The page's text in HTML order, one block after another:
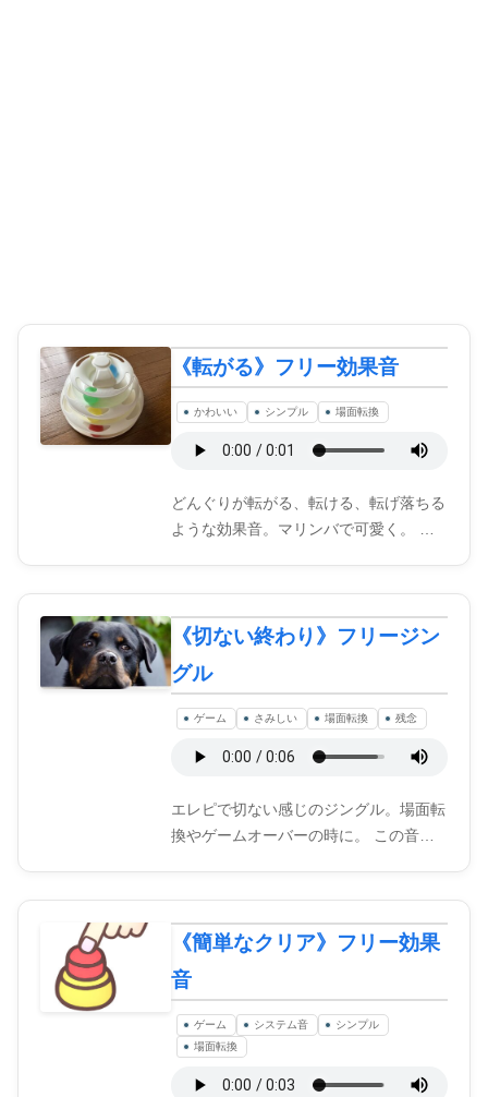
《転がる》フリー効果音
かわいい シンプル 場面転換
どんぐりが転がる、転ける、転げ落ちる
ような効果音。マリンバで可愛く。 …
《切ない終わり》フリージン
グル
ゲーム さみしい 場面転換 残念
エレピで切ない感じのジングル。場面転
換やゲームオーバーの時に。 この音…
《簡単なクリア》フリー効果
音
ゲーム システム音
シンプル
場面転換